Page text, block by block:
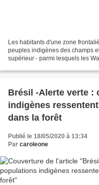
Les habitants d'une zone
peuples indigènes des champs
supérieur - parmi lesquels les
Brésil -Alerte verte :
indigènes
dans la forêt
Publié le 18/05/2020 à 13:34
Par caroleone